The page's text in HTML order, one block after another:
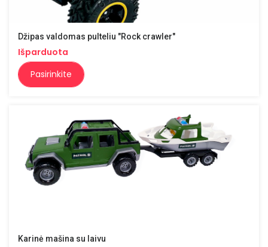
Džipas valdomas pulteliu "Rock crawler"
Išparduota
Pasirinkite
Karinė mašina su laivu